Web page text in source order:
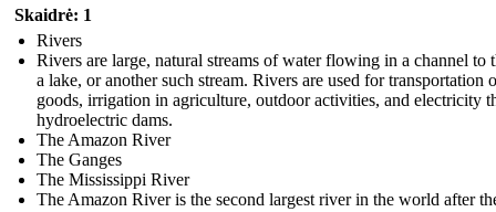
Skaidrė: 1
Rivers
Rivers are large, natural streams of water flowing in a channel to
a lake, or another such stream. Rivers are used for transportation
goods, irrigation in agriculture, outdoor activities, and electricity
hydroelectric dams.
The Amazon River
The Ganges
The Mississippi River
The Amazon River is the second largest river in the world after